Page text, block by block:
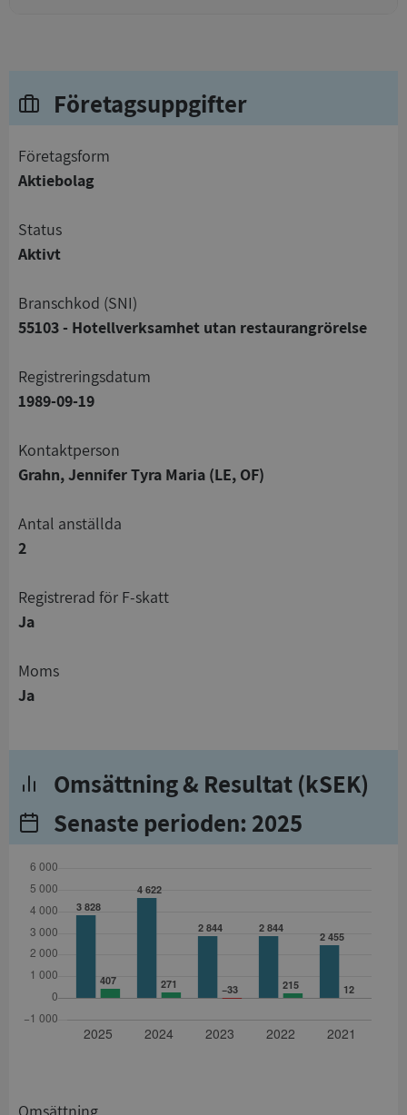
Företagsuppgifter
företagsform
Aktiebolag
status
Aktivt
branschkod (SNI)
55103 - Hotellverksamhet utan restaurangrörelse
registreringsdatum
1989-09-19
Kontaktperson
Grahn, Jennifer Tyra Maria (LE, OF)
Antal anställda
2
registrerad för F-skatt
Ja
Moms
Ja
Omsättning & Resultat (kSEK)
Senaste perioden: 2025
Omsättning